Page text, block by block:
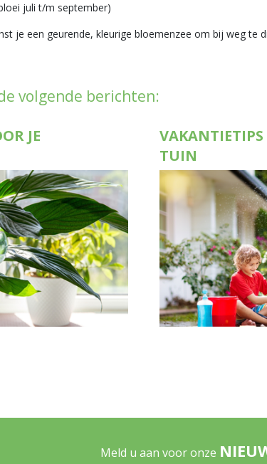
juli t/m september)
je een geurende, kleurige bloemenzee om bij weg te
volgende berichten:
JE
TUIN
Meld u aan voor onze